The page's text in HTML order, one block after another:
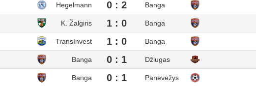
Hegelmann 0 : 2 Banga
K. Žalgiris 1 : 0 Banga
TransInvest 1 : 0 Banga
Banga 0 : 1 Džiugas
Banga 0 : 1 Panevėžys